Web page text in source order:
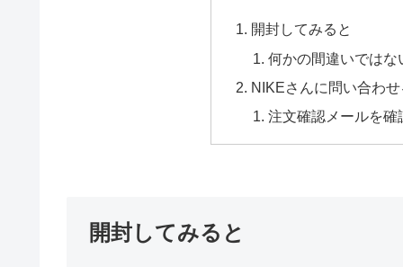
開封してみると
何かの間違いでは
NIKEさんに問い合わ
注文確認メールを確
開封してみると